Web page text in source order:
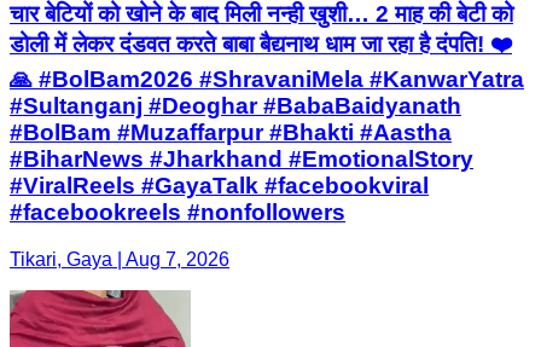
चार बेटियों को खोने के बाद मिली नन्ही खुशी… 2 माह की बेटी को
डोली में लेकर दंडवत करते बाबा बैद्यनाथ धाम जा रहा है दंपति! ❤️
🙏 #BolBam2026 #ShravaniMela #KanwarYatra
#Sultanganj #Deoghar #BabaBaidyanath
#BolBam #Muzaffarpur #Bhakti #Aastha
#BiharNews #Jharkhand #EmotionalStory
#ViralReels #GayaTalk #facebookviral
#facebookreels #nonfollowers
Tikari, Gaya | Aug 7, 2026